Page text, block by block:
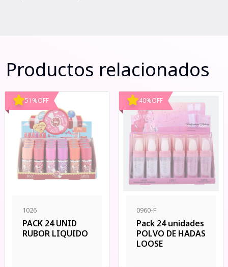
Productos relacionados
51 %OFF
1026
PACK 24 UNID
RUBOR LIQUIDO
40%OFF
0960-F
Pack 24 unidades
POLVO DE HADAS
LOOSE